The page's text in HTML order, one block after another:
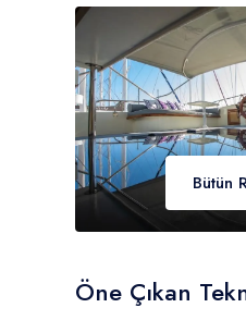
Bütün
Öne Çıkan